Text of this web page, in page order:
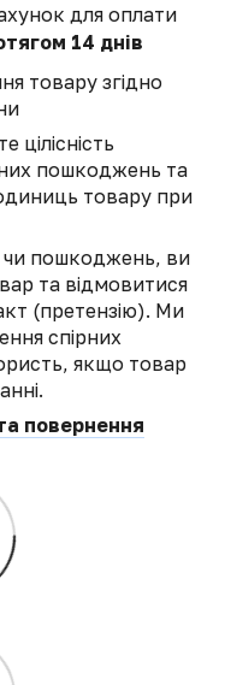
для оплати
14 днів
товару згідно
цілісність
пошкоджень та
товару при
чи пошкоджень, ви
та відмовитися
(претензію). Ми
спірних
якщо товар
повернення